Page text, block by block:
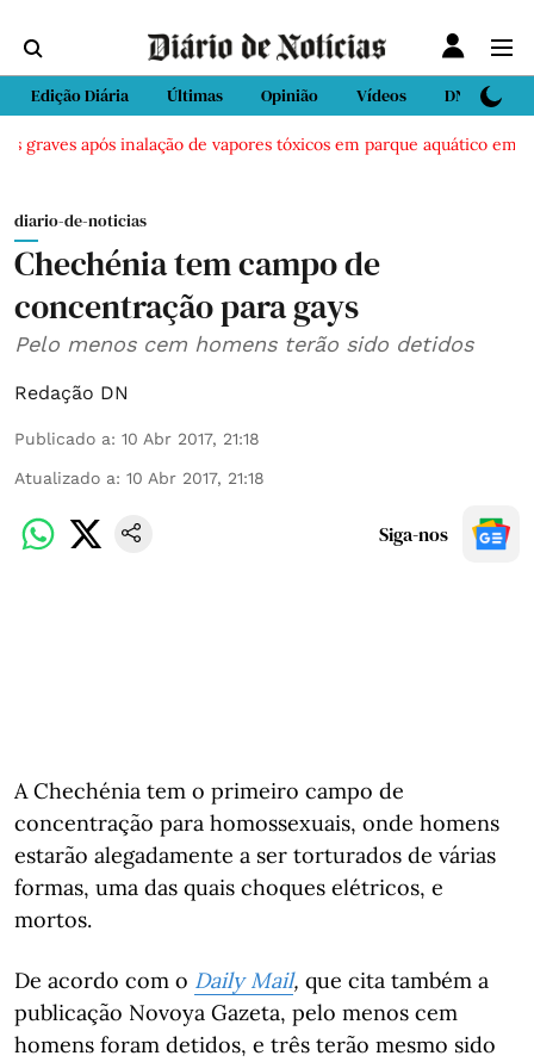
Edição Diária Últimas Opinião Vídeos DN Sport
após inalação de vapores tóxicos em parque aquático em
diario-de-noticias
Chechénia tem campo de
concentração para gays
Pelo menos cem homens terão sido detidos
Redação DN
Publicado a: 10 Abr 2017, 21:18
Atualizado a: 10 Abr 2017, 21:18
Siga-nos
A Chechénia tem o primeiro campo de
concentração para homossexuais, onde homens
estarão alegadamente a ser torturados de várias
formas, uma das quais choques elétricos, e
mortos.
De acordo com o Daily Mail, que cita também a
publicação Novoya Gazeta, pelo menos cem
homens foram detidos, e três terão mesmo sido